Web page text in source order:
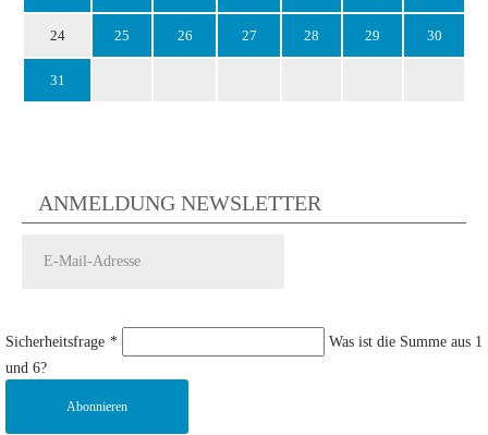
24 25 26 27 28 29 30
31
ANMELDUNG NEWSLETTER
Sicherheitsfrage *
Was ist die Summe aus 1
und 6?
Abonnieren